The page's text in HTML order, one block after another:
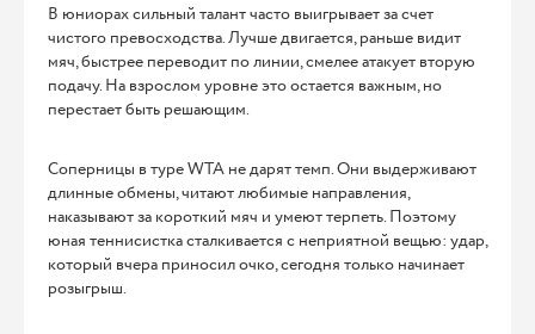
В юниорах сильный талант часто выигрывает за счет
чистого превосходства. Лучше двигается, раньше видит
мяч, быстрее переводит по линии, смелее атакует вторую
подачу. На взрослом уровне это остается важным, но
перестает быть решающим.
Соперницы в туре WTA не дарят темп. Они выдерживают
длинные обмены, читают любимые направления,
наказывают за короткий мяч и умеют терпеть. Поэтому
юная теннисистка сталкивается с неприятной вещью: удар,
который вчера приносил очко, сегодня только начинает
розыгрыш.